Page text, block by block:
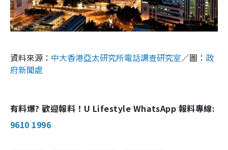
資料來源： 中大香港亞太研究所電話調查研究室／圖： 政
府新聞處
有料爆? 歡迎報料！U Lifestyle WhatsApp 報料專線:
9610 1996